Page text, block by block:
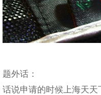
题外话：
话说申请的时候上海天